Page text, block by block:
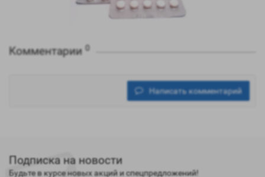
Комментарии 0
Написать комментарий
Подписка на новости
Будьте в курсе новых акций и спецпредложений!